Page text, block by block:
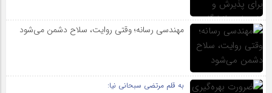
مهندسی رسانه؛ وقتی روایت، سلاح دشمن می‌شود
به قلم مرتضی سبحانی نیا: